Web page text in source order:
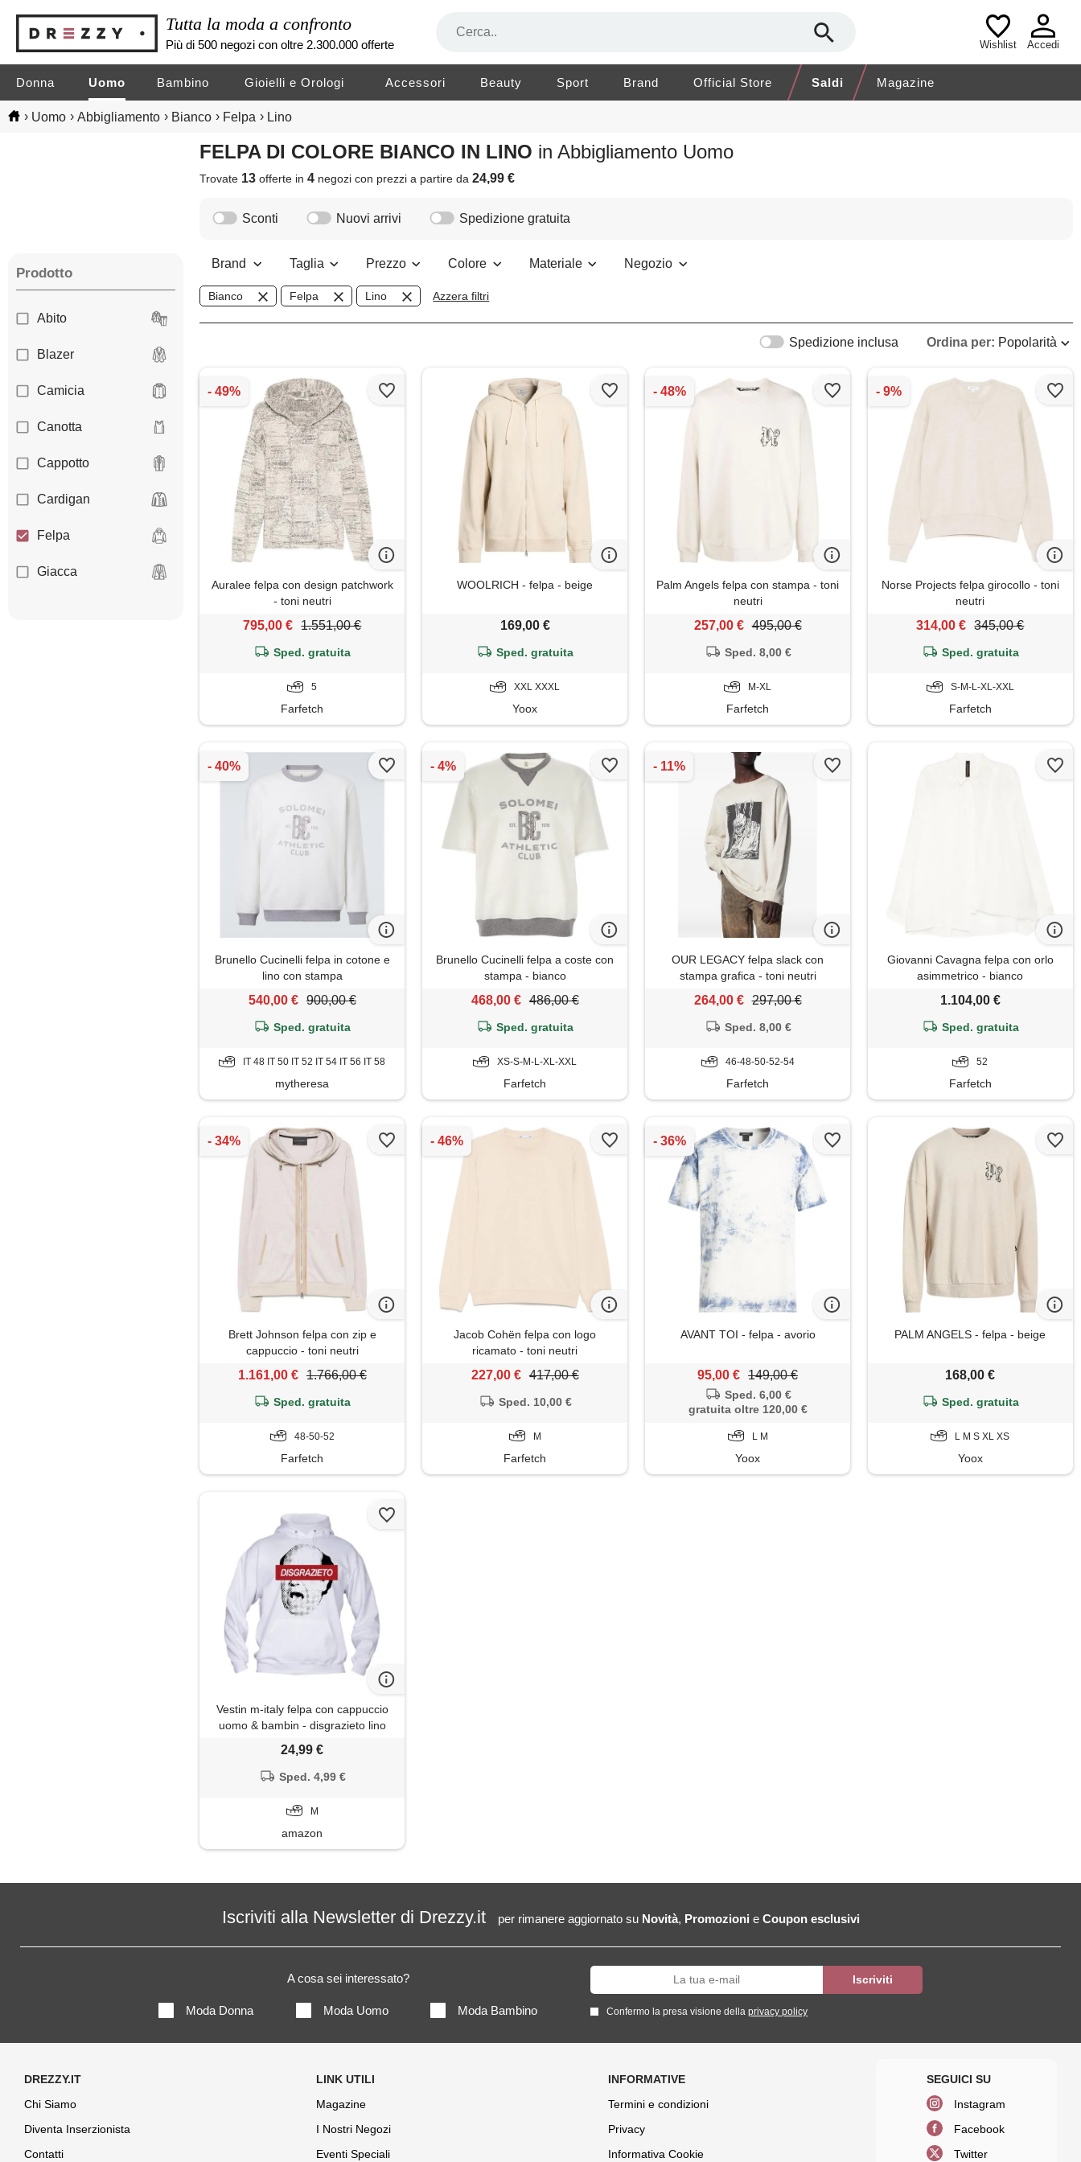
Tutta la moda a confronto
Più di 500 negozi con oltre 2.300.000 offerte Wishlist Accedi
Donna Uomo Bambino Gioielli e Orologi Accessori Beauty Sport Brand Official Store Saldi Magazine
› Uomo › Abbigliamento › Bianco › Felpa › Lino
FELPA DI COLORE BIANCO IN LINO in Abbigliamento Uomo
Trovate 13 offerte in4 negozicon prezzi a partire da24,99 €
Prodotto
Abito
Blazer
Camicia
Canotta
Cappotto
Cardigan
Felpa
Giacca
Sconti Nuovi arrivi Spedizione gratuita
Brand Taglia Prezzo Colore Materiale Negozio
Bianco Felpa Lino Azzera filtri
Ordina per: Popolarità
Spedizione inclusa
Auralee felpa con design patchwork
- toni neutri
795,00 € 1.551,00 €
Sped. gratuita
5
Farfetch
WOOLRICH - felpa - beige
169,00 €
Sped. gratuita
XXL XXXL
Yoox
Palm Angels felpa con stampa - toni
neutri
257,00 € 495,00 €
Sped. 8,00 €
M-XL
Farfetch
Norse Projects felpa girocollo - toni
neutri
314,00 € 345,00 €
Sped. gratuita
S-M-L-XL-XXL
Farfetch
Brunello Cucinelli felpa in cotone e
lino con stampa
540,00 € 900,00 €
Sped. gratuita
IT 48 IT 50 IT 52 IT 54 IT 56 IT 58
mytheresa
Brunello Cucinelli felpa a coste con
stampa - bianco
468,00 € 486,00 €
Sped. gratuita
XS-S-M-L-XL-XXL
Farfetch
OUR LEGACY felpa slack con
stampa grafica - toni neutri
264,00 € 297,00 €
Sped. 8,00 €
46-48-50-52-54
Farfetch
Giovanni Cavagna felpa con orlo
asimmetrico - bianco
1.104,00 €
Sped. gratuita
52
Farfetch
Brett Johnson felpa con zip e
cappuccio - toni neutri
1.161,00 € 1.766,00 €
Sped. gratuita
48-50-52
Farfetch
Jacob Cohën felpa con logo
ricamato - toni neutri
227,00 € 417,00 €
Sped. 10,00 €
M
Farfetch
AVANT TOI - felpa - avorio
95,00 € 149,00 €
Sped. 6,00 €
gratuita oltre 120,00 €
L M
Yoox
PALM ANGELS - felpa - beige
168,00 €
Sped. gratuita
L M S XL XS
Yoox
Vestin m-italy felpa con cappuccio
uomo & bambin - disgrazieto lino
qualità (it, testo, m, regular, regular,
nero)
24,99 €
Sped. 4,99 €
M
amazon
Iscriviti alla Newsletter di Drezzy.it per rimanere aggiornato su Novità, Promozioni e Coupon esclusivi
A cosa sei interessato?
Moda Donna Moda Uomo Moda Bambino Confermo la presa visione della privacy policy
Chi Siamo
Diventa Inserzionista
Contatti
Magazine
I Nostri Negozi
Eventi Speciali
Termini e condizioni
Privacy
Informativa Cookie
Instagram
Facebook
Twitter